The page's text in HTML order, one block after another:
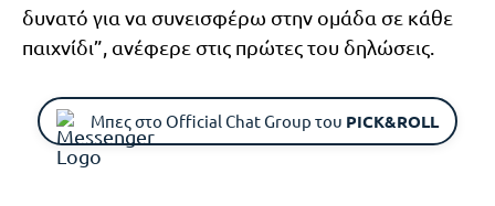
δυνατό για να συνεισφέρω στην ομάδα σε κάθε
παιχνίδι”, ανέφερε στις πρώτες του δηλώσεις.
Μπες στο Official Chat Group του PICK&ROLL